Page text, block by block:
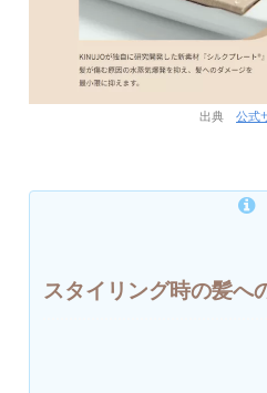
出典 公式
スタイリング時の髪へ